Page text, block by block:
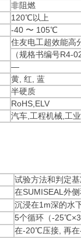
非阻燃
120℃以上
-40 〜 105℃
住友电工超效能高
（规格书编号R4-
―
黄, 红, 蓝
半硬质
RoHS,ELV
汽车,工程机械,工
试验方法和判定
在SUMISEAL外
沉浸在1m深的水
5个循环（-
在-20℃压接, 再在